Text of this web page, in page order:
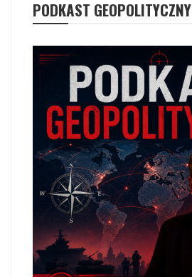
PODKAST GEOPOLITYCZNY